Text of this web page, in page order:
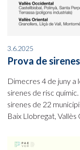
3.6.2025
Prova de
Dimecres 4 de juny a
sirenes de risc
sirenes de 22
Baix Llobregat,